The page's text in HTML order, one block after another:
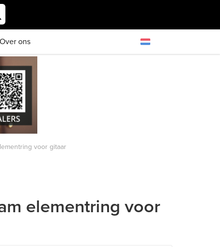
Over ons
voor gitaar
elementring voor